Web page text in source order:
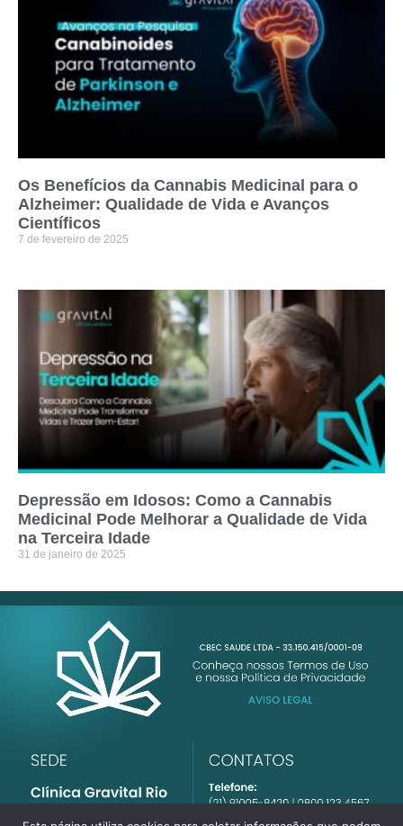
Os Benefícios da Cannabis Medicinal para o
Alzheimer: Qualidade de Vida e Avanços
Científicos
7 de fevereiro de 2025
Depressão em Idosos: Como a Cannabis
Medicinal Pode Melhorar a Qualidade de Vida
na Terceira Idade
31 de janeiro de 2025